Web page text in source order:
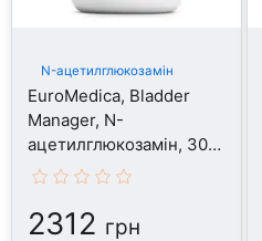
N-ацетилглюкозамін
EuroMedica, Bladder
Manager, N-
ацетилглюкозамін, 30
капсул
2312 грн